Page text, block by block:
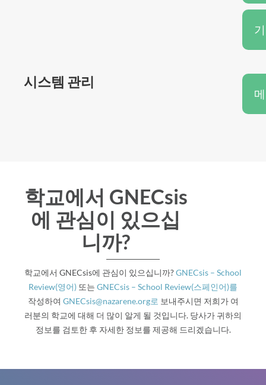
시스템 관리
학교에서 GNECsis
에 관심이 있으십
니까?
학교에서 GNECsis에 관심이 있으십니까?GNECsis – School
Review(영어) 또는 GNECsis – School Review(스페인어)를
작성하여 GNECsis@nazarene.org로 보내주시면 저희가 여
러분의 학교에 대해 더 많이 알게 될 것입니다. 당사가 귀하의
정보를 검토한 후 자세한 정보를 제공해 드리겠습니다.